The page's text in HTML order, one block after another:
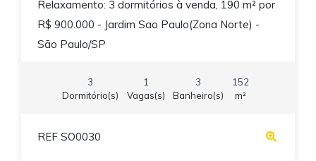
Relaxamento: 3 dormitórios à venda, 190 m² por
R$ 900.000 - Jardim Sao Paulo(Zona Norte) -
São Paulo/SP
3
Dormitório(s)
1
Vagas(s)
3
Banheiro(s)
152
m²
REF SO0030